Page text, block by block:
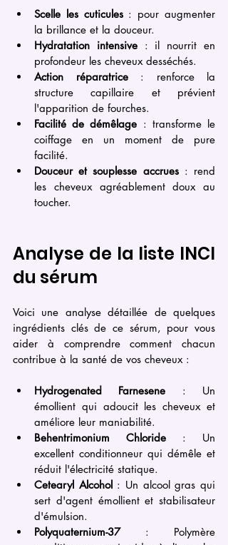
Scelle les cuticules : pour augmenter
la brillance et la douceur.
Hydratation intensive : il nourrit en
profondeur les cheveux desséchés.
Action réparatrice : renforce la
structure capillaire et prévient
l'apparition de fourches.
Facilité de démêlage : transforme le
coiffage en un moment de pure
facilité.
Douceur et souplesse accrues : rend
les cheveux agréablement doux au
toucher.
Analyse de la liste INCI
du sérum
Voici une analyse détaillée de quelques
ingrédients clés de ce sérum, pour vous
aider à comprendre comment chacun
contribue à la santé de vos cheveux :
Hydrogenated Farnesene : Un
émollient qui adoucit les cheveux et
améliore leur maniabilité.
Behentrimonium Chloride : Un
excellent conditionneur qui démêle et
réduit l'électricité statique.
Cetearyl Alcohol : Un alcool gras qui
sert d'agent émollient et stabilisateur
d'émulsion.
Polyquaternium-37 : Polymère